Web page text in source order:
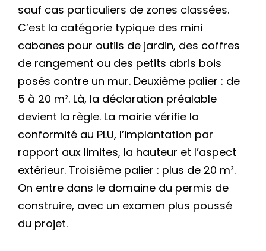
sauf cas particuliers de zones classées.
C’est la catégorie typique des mini
cabanes pour outils de jardin, des coffres
de rangement ou des petits abris bois
posés contre un mur. Deuxième palier : de
5 à 20 m². Là, la déclaration préalable
devient la règle. La mairie vérifie la
conformité au PLU, l’implantation par
rapport aux limites, la hauteur et l’aspect
extérieur. Troisième palier : plus de 20 m².
On entre dans le domaine du permis de
construire, avec un examen plus poussé
du projet.